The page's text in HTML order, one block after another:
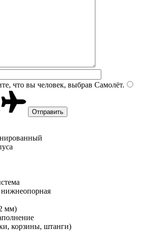
что вы человек, выбрав Самолёт.
мм)
корзины, штанги)